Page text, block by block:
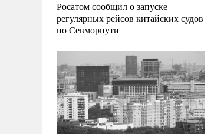
Росатом сообщил о запуске
регулярных рейсов китайских судов
по Севморпути